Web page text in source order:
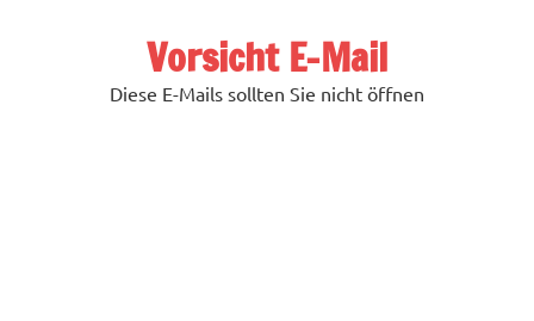
Vorsicht E-Mail
Diese E-Mails sollten Sie nicht öffnen